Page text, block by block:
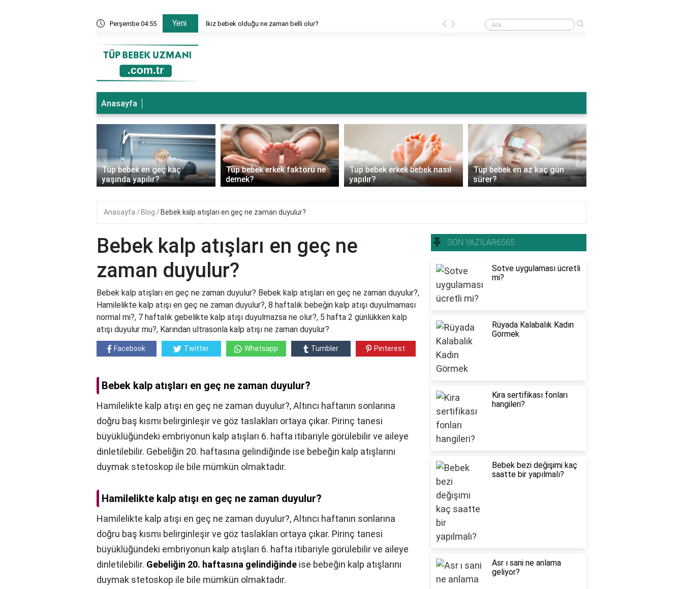
Perşembe 04:55 Yeni İkiz bebek olduğu ne zaman belli olur? Ameliyattan sonra karın şişmesi normal mi?
‹ ›
Anasayfa
Tüp bebek en geç kaç
yaşında yapılır?
Tüp bebek erkek faktörü ne
demek?
Tüp bebek erkek bebek nasıl
yapılır?
Tüp bebek en az kaç gün
sürer?
‹ ›
Anasayfa Blog Bebek kalp atışları en geç ne zaman duyulur?
Bebek kalp atışları en geç ne
zaman duyulur?
Bebek kalp atışları en geç ne zaman duyulur? Bebek kalp atışları en geç ne zaman duyulur?,
Hamilelikte kalp atışı en geç ne zaman duyulur?, 8 haftalık bebeğin kalp atışı duyulmaması
normal mi?, 7 haftalık gebelikte kalp atışı duyulmazsa ne olur?, 5 hafta 2 günlükken kalp
atışı duyulur mu?, Karından ultrasonla kalp atışı ne zaman duyulur?
Facebook Twitter Whatsapp Tumbler Pinterest
Bebek kalp atışları en geç ne zaman duyulur?
Hamilelikte kalp atışı en geç ne zaman duyulur?, Altıncı haftanın sonlarına
doğru baş kısmı belirginleşir ve göz taslakları ortaya çıkar. Pirinç tanesi
büyüklüğündeki embriyonun kalp atışları 6. hafta itibariyle görülebilir ve aileye
dinletilebilir. Gebeliğin 20. haftasına gelindiğinde ise bebeğin kalp atışlarını
duymak stetoskop ile bile mümkün olmaktadır.
Hamilelikte kalp atışı en geç ne zaman duyulur?
Hamilelikte kalp atışı en geç ne zaman duyulur?,Altıncı haftanın sonlarına
doğru baş kısmı belirginleşir ve göz taslakları ortaya çıkar. Pirinç tanesi
büyüklüğündeki embriyonun kalp atışları 6. hafta itibariyle görülebilir ve aileye
dinletilebilir. Gebeliğin 20. haftasına gelindiğinde ise bebeğin kalp atışlarını
duymak stetoskop ile bile mümkün olmaktadır.
SON YAZILAR6565
Sotve uygulaması ücretli
mi?
Rüyada Kalabalık Kadın
Görmek
Kira sertifikası fonları
hangileri?
Bebek bezi değişimi kaç
saatte bir yapılmalı?
Asr ı sani ne anlama
geliyor?